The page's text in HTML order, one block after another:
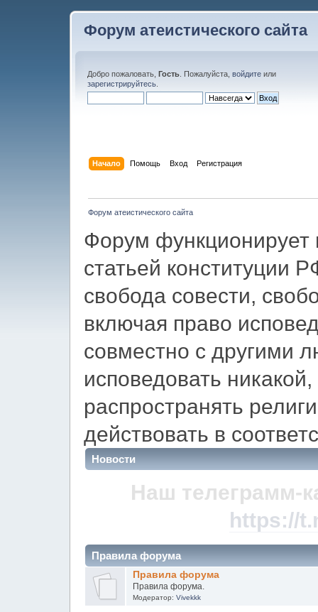
Форум атеистического сайта
Добро пожаловать, Гость . Пожалуйста, войдите или
зарегистрируйтесь
Начало Помощь Вход Регистрация
Форум атеистического сайта
Форум функционирует
статьей конституции
свобода совести,
включая право
совместно с другими
исповедовать
распространять
действовать в
Новости
Наш телеграмм-
https://
Правила форума
Правила форума
Правила форума.
Модератор: Vivekkk